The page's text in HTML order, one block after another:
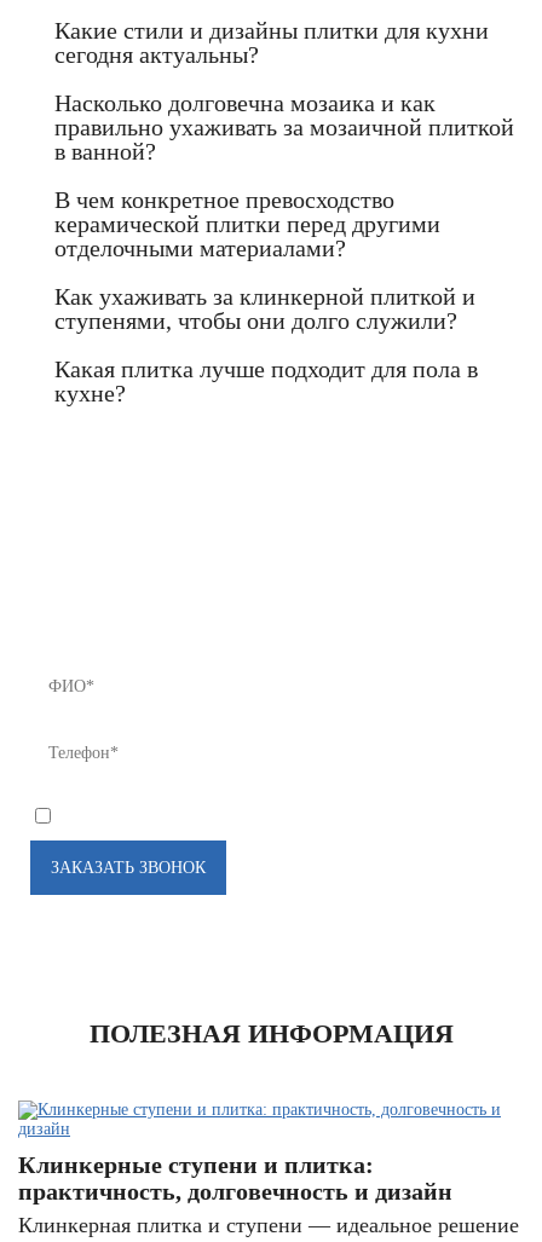
Какие стили и дизайны плитки для кухни
сегодня актуальны?
Насколько долговечна мозаика и как
правильно ухаживать за мозаичной плиткой
в ванной?
В чем конкретное превосходство
керамической плитки перед другими
отделочными материалами?
Как ухаживать за клинкерной плиткой и
ступенями, чтобы они долго служили?
Какая плитка лучше подходит для пола в
кухне?
ПОЛЕЗНАЯ ИНФОРМАЦИЯ
Клинкерные ступени и плитка:
практичность, долговечность и дизайн
Клинкерная плитка и ступени — идеальное решение